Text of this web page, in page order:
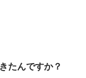
たんですか？